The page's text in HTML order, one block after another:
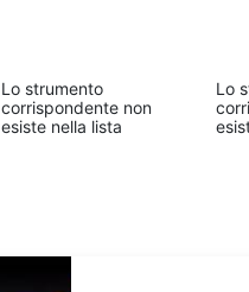
Lo strumento
corrispondente non
esiste nella lista
Lo